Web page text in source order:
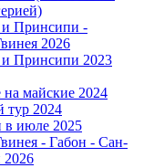
Принсипи -
2026
Принсипи 2023
майские 2024
тур 2024
в июле 2025
- Габон - Сан-